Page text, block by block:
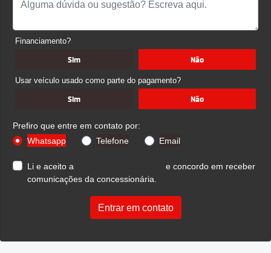
Financiamento?
Sim Não
Usar veículo usado como parte do pagamento?
Sim Não
Prefiro que entre em contato por:
Whatsapp
Telefone Email
Li e aceito a
e concordo em receber
comunicações da concessionária.
Entrar em contato